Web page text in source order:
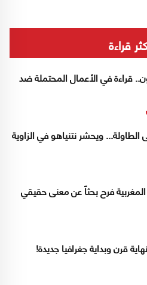
قراءة
قراءة في الأعمال المحتملة ضد
الطاولة... ويحشر نتنياهو في الزاوية
فرح بحثاً عن معنى حقيقي
قرن وبداية جغرافيا جديدة!